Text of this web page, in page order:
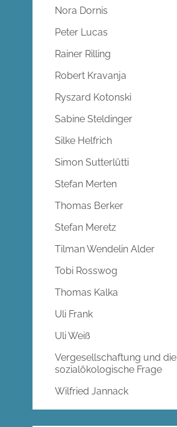
Nora Dornis
Peter Lucas
Rainer Rilling
Robert Kravanja
Ryszard Kotonski
Sabine Steldinger
Silke Helfrich
Simon Sutterlütti
Stefan Merten
Thomas Berker
Stefan Meretz
Tilman Wendelin Alder
Tobi Rosswog
Thomas Kalka
Uli Frank
Uli Weiß
Vergesellschaftung und die
sozialökologische Frage
Wilfried Jannack